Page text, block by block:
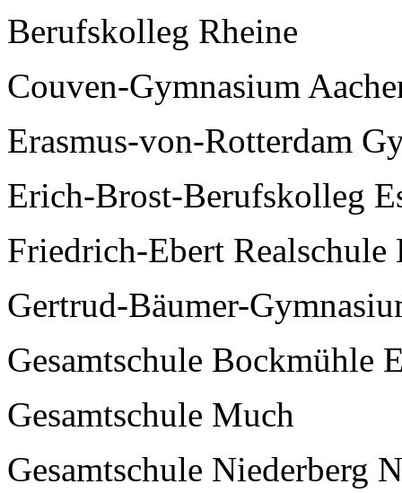
Berufskolleg Rheine
Couven-Gymnasium
Erasmus-von-Rotterdam
Erich-Brost-Berufskolleg
Friedrich-Ebert Realschule
Gertrud-Bäumer-
Gesamtschule Bockmühle
Gesamtschule Much
Gesamtschule Niederberg